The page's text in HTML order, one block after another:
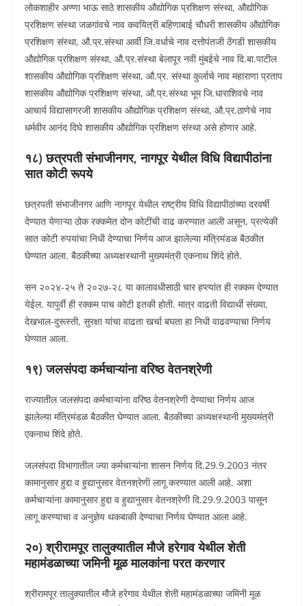
लोकशाहीर अण्णा भाऊ साठे शासकीय औद्योगिक प्रशिक्षण संस्था, औद्योगिक
प्रशिक्षण संस्था जळगांवचे नाव कवयित्री बहिणाबाई चौधरी शासकीय औद्योगिक
प्रशिक्षण संस्था, औ.प्र.संस्था आर्वी जि.वर्धाचे नाव दत्तोपंतजी ठेंगडी शासकीय
औद्योगिक प्रशिक्षण संस्था, औ.प्र.संस्था बेलापूर नवी मुंबईचे नाव दि.बा.पाटील
शासकीय औद्योगिक प्रशिक्षण संस्था, औ.प्र. संस्था कुर्लाचे नाव महाराणा प्रताप
शासकीय औद्योगिक प्रशिक्षण संस्था, औ.प्र.संस्था भूम जि.धाराशिवचे नाव
आचार्य विद्यासागरजी शासकीय औद्योगिक प्रशिक्षण संस्था, औ.प्र.ठाणेचे नाव
धर्मवीर आनंद दिघे शासकीय औद्योगिक प्रशिक्षण संस्था असे होणार आहे.
१८) छत्रपती संभाजीनगर, नागपूर येथील विधि विद्यापीठांना
सात कोटी रूपये
छत्रपती संभाजीनगर आणि नागपूर येथील राष्ट्रीय विधि विद्यापीठांच्या दरवर्षी
देण्यात येणाऱ्या ठोक रक्कमेत दोन कोटींची वाढ करण्यात आली असून, प्रत्येकी
सात कोटी रुपयांचा निधी देण्याचा निर्णय आज झालेल्या मंत्रिमंडळ बैठकीत
घेण्यात आला. बैठकीच्या अध्यक्षस्थानी मुख्यमंत्री एकनाथ शिंदे होते.
सन २०२४-२५ ते २०२७-२८ या कालावधीसाठी चार हप्त्यांत ही रक्कम देण्यात
येईल. यापुर्वी ही रक्कम पाच कोटी इतकी होती. मात्र वाढती विद्यार्थी संख्या,
देखभाल-दुरूस्ती, सुरक्षा यांचा वाढता खर्चा बघता हा निधी वाढवण्याचा निर्णय
घेण्यात आला.
१९) जलसंपदा कर्मचाऱ्यांना वरिष्ठ वेतनश्रेणी
राज्यातील जलसंपदा कर्मचाऱ्यांना वरिष्ठ वेतनश्रेणी देण्याचा निर्णय आज
झालेल्या मंत्रिमंडळ बैठकीत घेण्यात आला. बैठकीच्या अध्यक्षस्थानी मुख्यमंत्री
एकनाथ शिंदे होते.
जलसंपदा विभागातील ज्या कर्मचाऱ्यांना शासन निर्णय दि.29.9.2003 नंतर
कामानुसार हुद्दा व हुद्यानुसार वेतनश्रेणी लागू करण्यात आली आहे. अशा
कर्मचाऱ्यांना कामानुसार हुद्दा व हुद्यानुसार वेतनश्रेणी दि.29.9.2003 पासून
लागू करण्याचा व अनुज्ञेय थकबाकी देण्याचा निर्णय घेण्यात आला आहे.
२०) श्रीरामपूर तालुक्यातील मौजे हरेगाव येथील शेती
महामंडळाच्या जमिनी मूळ मालकांना परत करणार
श्रीरामपूर तालुक्यातील मौजे हरेगाव येथील शेती महामंडळाच्या जमिनी मूळ